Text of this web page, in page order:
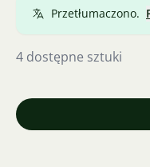
zdrowe, czyste, bez
Przetłumaczono.
4 dostępne sztuki